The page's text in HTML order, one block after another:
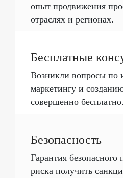
опыт продвижения
отраслях и регионах.
Бесплатные
Возникли вопросы по
маркетингу и
совершенно бесплатно.
Безопасность
Гарантия безопасного
риска получить